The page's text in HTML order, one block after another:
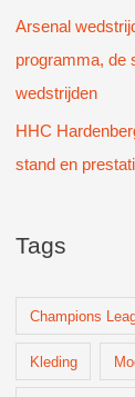
Arsenal
programma, de
wedstrijden
HHC
stand en
Tags
Champions
Kleding